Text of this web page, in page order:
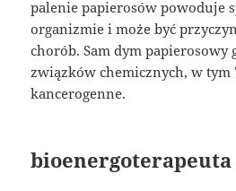
palenie papierosów powoduje
organizmie i może być
chorób. Sam dym papierosowy
związków chemicznych, w tym
kancerogenne.